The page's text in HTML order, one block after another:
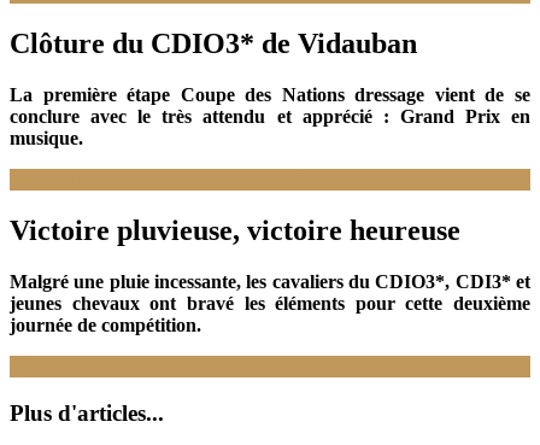
Clôture du CDIO3* de Vidauban
La première étape Coupe des Nations dressage vient de se
conclure avec le très attendu et apprécié : Grand Prix en
musique.
Victoire pluvieuse, victoire heureuse
Malgré une pluie incessante, les cavaliers du CDIO3*, CDI3* et
jeunes chevaux ont bravé les éléments pour cette deuxième
journée de compétition.
Plus d'articles...